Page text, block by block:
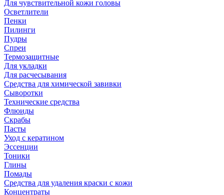
Для чувствительной кожи головы
Осветлители
Пенки
Пилинги
Пудры
Спреи
Термозащитные
Для укладки
Для расчесывания
Средства для химической завивки
Сыворотки
Технические средства
Флюиды
Скрабы
Пасты
Уход с кератином
Эссенции
Тоники
Глины
Помады
Средства для удаления краски с кожи
Концентраты